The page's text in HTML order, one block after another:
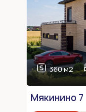
360 м2
Мякинино 7